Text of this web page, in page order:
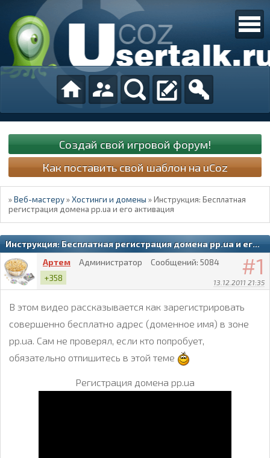
Создай свой игровой форум!
Как поставить свой шаблон на uCoz
»Веб-мастеру »Хостинги и домены »Инструкция: Бесплатная
регистрация домена pp.ua и его активация
Инструкция: Бесплатная регистрация домена pp.ua и его активация
1
13.12.2011 21:35
Артем Администратор Сообщений: 5084
+358
В этом видео рассказывается как зарегистрировать
совершенно бесплатно адрес (доменное имя) в зоне
pp.ua. Сам не проверял, если кто попробует,
обязательно отпишитесь в этой теме
Регистрация домена pp.ua